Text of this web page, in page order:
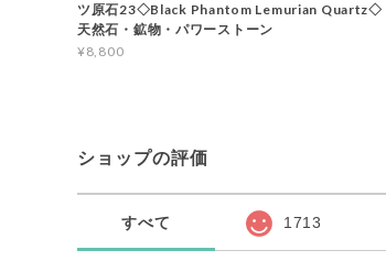
ツ原石23◇Black Phantom Lemurian Quartz◇
天然石・鉱物・パワーストーン
¥8,800
ショップの評価
すべて 1713